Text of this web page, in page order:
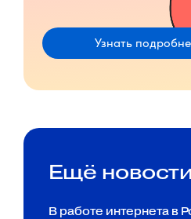
Узнать
Ещё новости
В работе интернета в